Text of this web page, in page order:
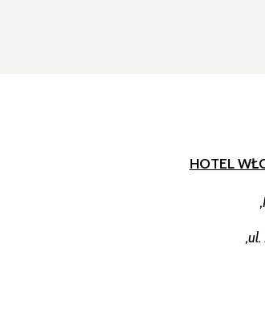
ul.